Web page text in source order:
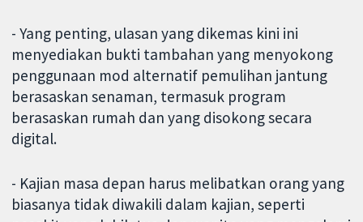
- Yang penting, ulasan yang dikemas kini ini
menyediakan bukti tambahan yang menyokong
penggunaan mod alternatif pemulihan jantung
berasaskan senaman, termasuk program
berasaskan rumah dan yang disokong secara
digital.
- Kajian masa depan harus melibatkan orang yang
biasanya tidak diwakili dalam kajian, seperti